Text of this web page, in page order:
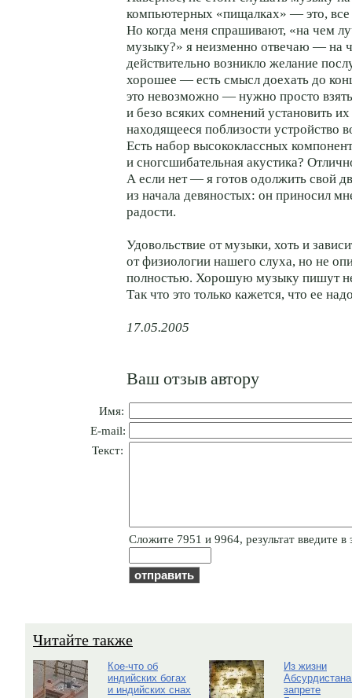
компьютерных «пищалках» — это,
Но когда меня спрашивают, «на чем
музыку?» я неизменно отвечаю — на
действительно возникло желание
хорошее — есть смысл доехать до
это невозможно — нужно просто
и безо всяких сомнений установить
находящееся поблизости устройство
Есть набор высококлассных
и сногсшибательная акустика?
А если нет — я готов одолжить свой
из начала девяностых: он приносил
радости.
Удовольствие от музыки, хоть и
от физиологии нашего слуха, но не
полностью. Хорошую музыку пишут
Так что это только кажется, что ее
17.05.2005
Ваш отзыв автору
Имя:
E-mail:
Текст:
Cлoжитe 7951 и 9964, результат введите в
Читайте также
Кое-что об
индийских богах
и индийских снах
Из жизни
запрете